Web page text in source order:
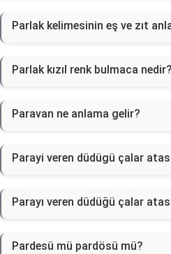
Parlak kelimesinin eş ve zıt
Parlak kızıl renk bulmaca nedir?
Paravan ne anlama gelir?
Parayi veren düdügü çalar
Parayı veren düdüğü çalar
Pardesü mü pardösü mü?